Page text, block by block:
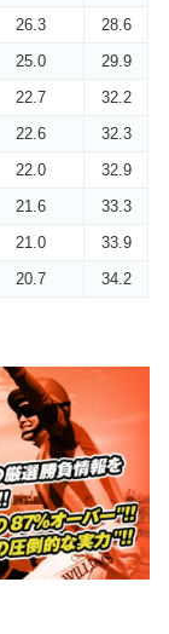
26.3
28.6
25.0
29.9
22.7
32.2
22.6
32.3
22.0
32.9
21.6
33.3
21.0
33.9
20.7 34.2